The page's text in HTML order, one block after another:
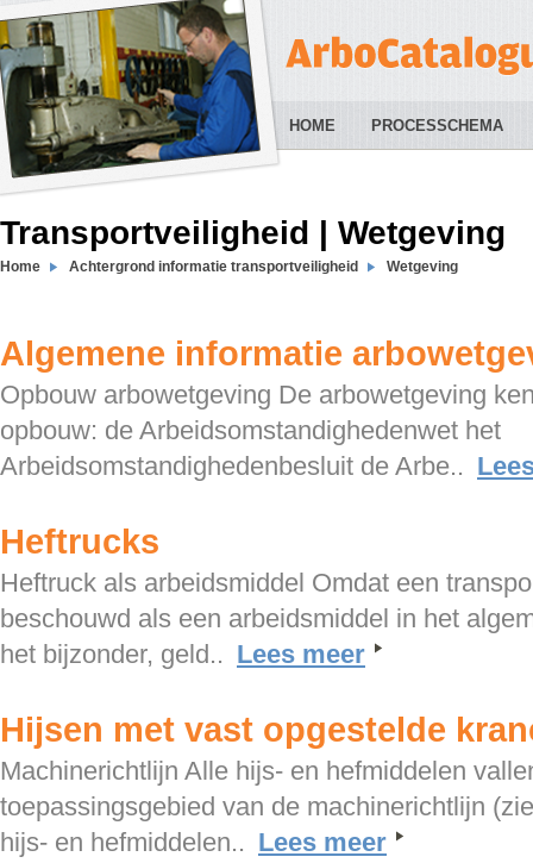
HOME PROCESSCHEMA
Transportveiligheid | Wetgeving
Home Achtergrond informatie transportveiligheid Wetgeving
Algemene informatie
Opbouw arbowetgeving De arbowetgeving
opbouw: de Arbeidsomstandighedenwet het
Arbeidsomstandighedenbesluit de Arbe..
Heftrucks
Heftruck als arbeidsmiddel Omdat een
beschouwd als een arbeidsmiddel in het
het bijzonder, geld.. Lees meer
Hijsen met vast opgestelde
Machinerichtlijn Alle hijs- en hefmiddelen
toepassingsgebied van de machinerichtlijn
hijs- en hefmiddelen.. Lees meer